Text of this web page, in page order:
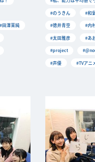
#田澤茉純
#のうきん
#和
#徳井青空
#内
#太田雅彦
#あ
#project
#声優
#TVアニ